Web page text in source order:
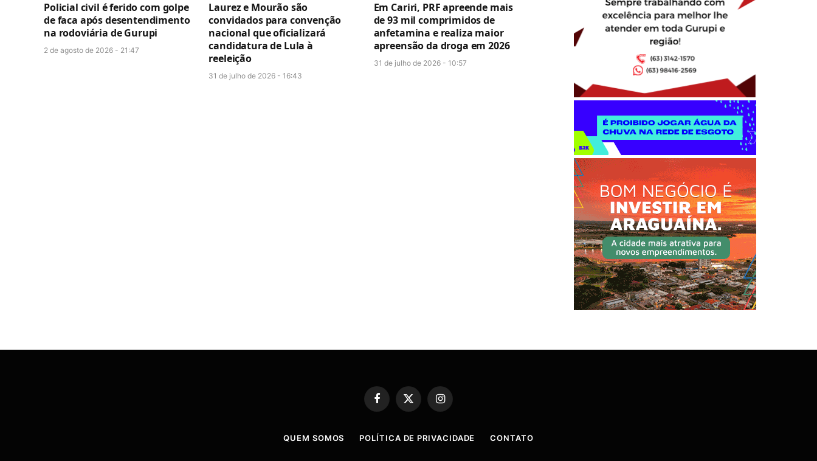
Policial civil é ferido com golpe
de faca após desentendimento
na rodoviária de Gurupi
2 de agosto de 2026 - 21:47
Laurez e Mourão são
convidados para convenção
nacional que oficializará
candidatura de Lula à
reeleição
31 de julho de 2026 - 16:43
Em Cariri, PRF apreende mais
de 93 mil comprimidos de
anfetamina e realiza maior
apreensão da droga em 2026
31 de julho de 2026 - 10:57
Facebook
X
(Twitter)
Instagram
QUEM SOMOS POLÍTICA DE PRIVACIDADE CONTATO